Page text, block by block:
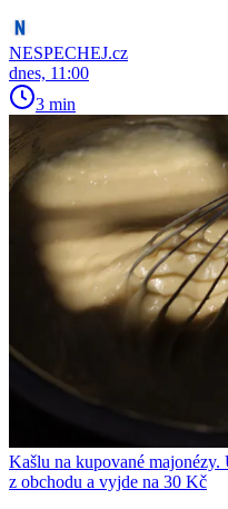
NESPECHEJ.cz
dnes, 11:00
3 min
Kašlu na kupované majonézy.
z obchodu a vyjde na 30 Kč